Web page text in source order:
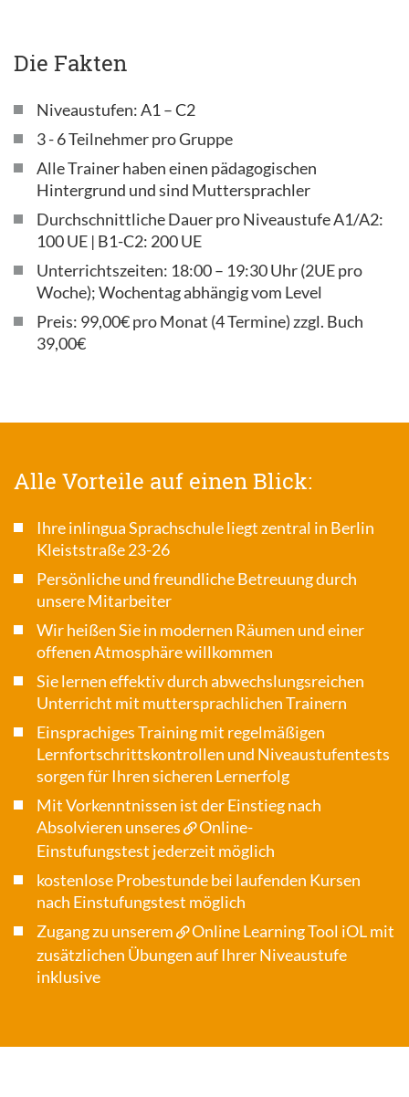
Die Fakten
Niveaustufen: A1 – C2
3 - 6 Teilnehmer pro Gruppe
Alle Trainer haben einen pädagogischen
Hintergrund und sind Muttersprachler
Durchschnittliche Dauer pro Niveaustufe A1/A2:
100 UE | B1-C2: 200 UE
Unterrichtszeiten: 18:00 – 19:30 Uhr (2UE pro
Woche); Wochentag abhängig vom Level
Preis: 99,00€ pro Monat (4 Termine) zzgl. Buch
39,00€
Alle Vorteile auf einen Blick:
Ihre inlingua Sprachschule liegt zentral in Berlin
Kleiststraße 23-26
Persönliche und freundliche Betreuung durch
unsere Mitarbeiter
Wir heißen Sie in modernen Räumen und einer
offenen Atmosphäre willkommen
Sie lernen effektiv durch abwechslungsreichen
Unterricht mit muttersprachlichen Trainern
Einsprachiges Training mit regelmäßigen
Lernfortschrittskontrollen und Niveaustufentests
sorgen für Ihren sicheren Lernerfolg
Mit Vorkenntnissen ist der Einstieg nach
Absolvieren unseres
Online-
Einstufungstest jederzeit möglich
kostenlose Probestunde bei laufenden Kursen
nach Einstufungstest möglich
Zugang zu unserem
Online Learning Tool iOLmit
zusätzlichen Übungen auf Ihrer Niveaustufe
inklusive